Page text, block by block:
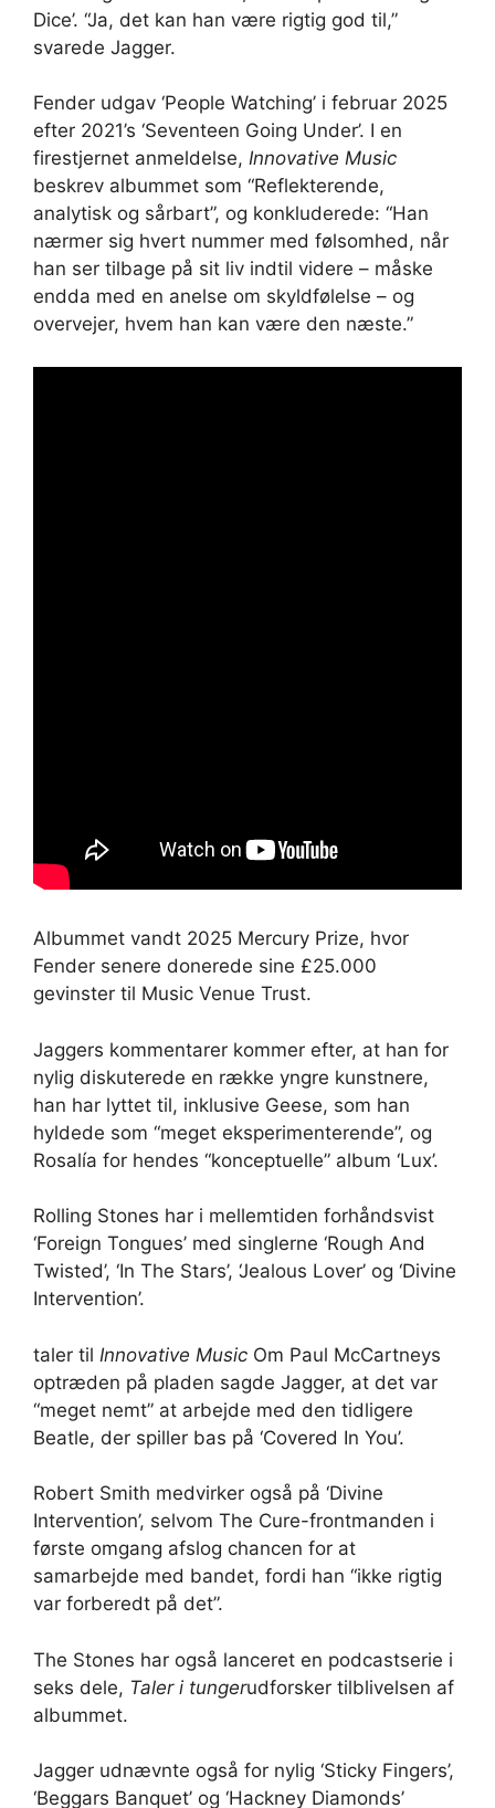
Dice’. “Ja, det kan han være rigtig god til,”
svarede Jagger.
Fender udgav ‘People Watching’ i februar 2025
efter 2021’s ‘Seventeen Going Under’. I en
firestjernet anmeldelse, Innovative Music
beskrev albummet som “Reflekterende,
analytisk og sårbart”, og konkluderede: “Han
nærmer sig hvert nummer med følsomhed, når
han ser tilbage på sit liv indtil videre – måske
endda med en anelse om skyldfølelse – og
overvejer, hvem han kan være den næste.”
Albummet vandt 2025 Mercury Prize, hvor
Fender senere donerede sine £25.000
gevinster til Music Venue Trust.
Jaggers kommentarer kommer efter, at han for
nylig diskuterede en række yngre kunstnere,
han har lyttet til, inklusive Geese, som han
hyldede som “meget eksperimenterende”, og
Rosalía for hendes “konceptuelle” album ‘Lux’.
Rolling Stones har i mellemtiden forhåndsvist
‘Foreign Tongues’ med singlerne ‘Rough And
Twisted’, ‘In The Stars’, ‘Jealous Lover’ og ‘Divine
Intervention’.
taler til Innovative Music Om Paul McCartneys
optræden på pladen sagde Jagger, at det var
“meget nemt” at arbejde med den tidligere
Beatle, der spiller bas på ‘Covered In You’.
Robert Smith medvirker også på ‘Divine
Intervention’, selvom The Cure-frontmanden i
første omgang afslog chancen for at
samarbejde med bandet, fordi han “ikke rigtig
var forberedt på det”.
The Stones har også lanceret en podcastserie i
seks dele, Taler i tungerudforsker tilblivelsen af ​​
albummet.
Jagger udnævnte også for nylig ‘Sticky Fingers’,
‘Beggars Banquet’ og ‘Hackney Diamonds’